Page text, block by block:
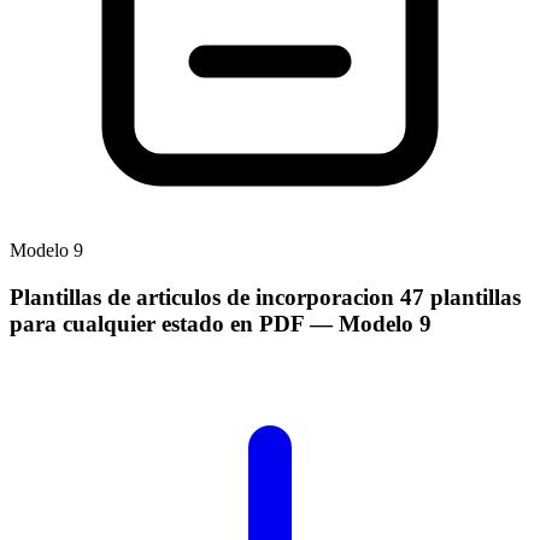
Modelo 9
Plantillas de articulos de incorporacion 47 plantillas
para cualquier estado en PDF— Modelo 9